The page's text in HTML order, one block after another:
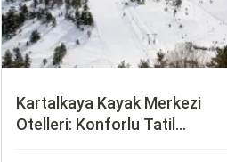
Kartalkaya Kayak Merkezi
Otelleri: Konforlu Tatil